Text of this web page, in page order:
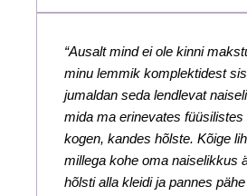
“Ausalt mind ei ole kinni
minu lemmik komplektidest
jumaldan seda lendlevat
mida ma erinevates füüsilistes
kogen, kandes hõlste. Kõige
millega kohe oma naiselikkus
hõlsti alla kleidi ja pannes